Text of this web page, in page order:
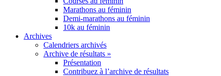
Marathons au féminin
Demi-marathons au féminin
10k au féminin
Archives
Calendriers archivés
Archive de résultats »
Présentation
Contribuez à l’archive de résultats